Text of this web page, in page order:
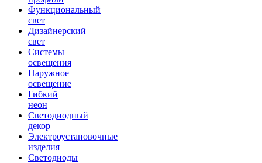
Функциональный
свет
Дизайнерский
свет
Системы
освещения
Наружное
освещение
Гибкий
неон
Светодиодный
декор
Электроустановочные
изделия
Светодиоды